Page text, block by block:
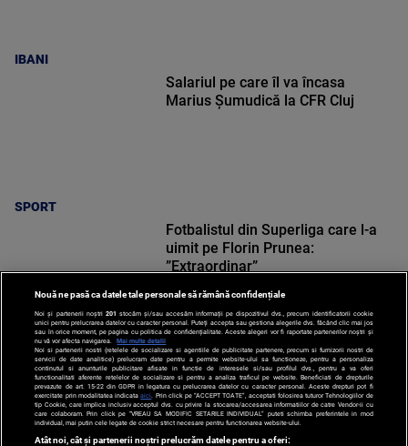
IBANI
SPORT
Salariul pe care îl va încasa
Marius Șumudică la CFR Cluj
SPORT
Fotbalistul din Superliga care l-a
uimit pe Florin Prunea:
”Extraordinar”
Nouă ne pasă ca datele tale personale să rămână confidențiale
Noi și partenerii noștri 201 stocăm și/sau accesăm informații pe dispozitivul dvs., precum identificatorii cookie
unici pentru prelucrarea datelor cu caracter personal. Puteți accepta sau gestiona alegerile dvs. făcând clic mai jos
sau în orice moment, pe pagina cu politica de confidențialitate. Aceste alegeri vor fi raportate partenerilor noștri și
nu vă vor afecta navigarea.
Mai multe detalii
Noi si partenerii nostri (retelele de socializare si agentiile de publicitate partenere, precum si furnizorii nostri de
servicii de date analitice) prelucram date pentru a permite website-ului sa functioneze, pentru a personaliza
continutul si anunturile publicitare afisate in functie de interesele si/sau profilul dvs., pentru a va oferi
functionalitati aferente retelelor de socializare si pentru a analiza traficul pe website. Beneficiati de drepturile
prevazute de art. 15-22 din GDPR in legatura cu prelucrarea datelor cu caracter personal. Aceste drepturi pot fi
exercitate prin modalitatea indicataaici . Prin click pe “ACCEPT TOATE”, acceptati folosirea tuturor Tehnologiilor de
tip Cookie, care implica inclusiv acceptul dvs. cu privire la stocarea/accesarea informatiilor de catre Vendor-ii cu
care colaboram. Prin click pe “VREAU SA MODIFIC SETARILE INDIVIDUAL” puteti schimba preferintele in mod
individual, mai putin cele legate de cookie strict necesare pentru functionarea website-ului.
Atât noi, cât și partenerii noștri prelucrăm datele pentru a oferi: